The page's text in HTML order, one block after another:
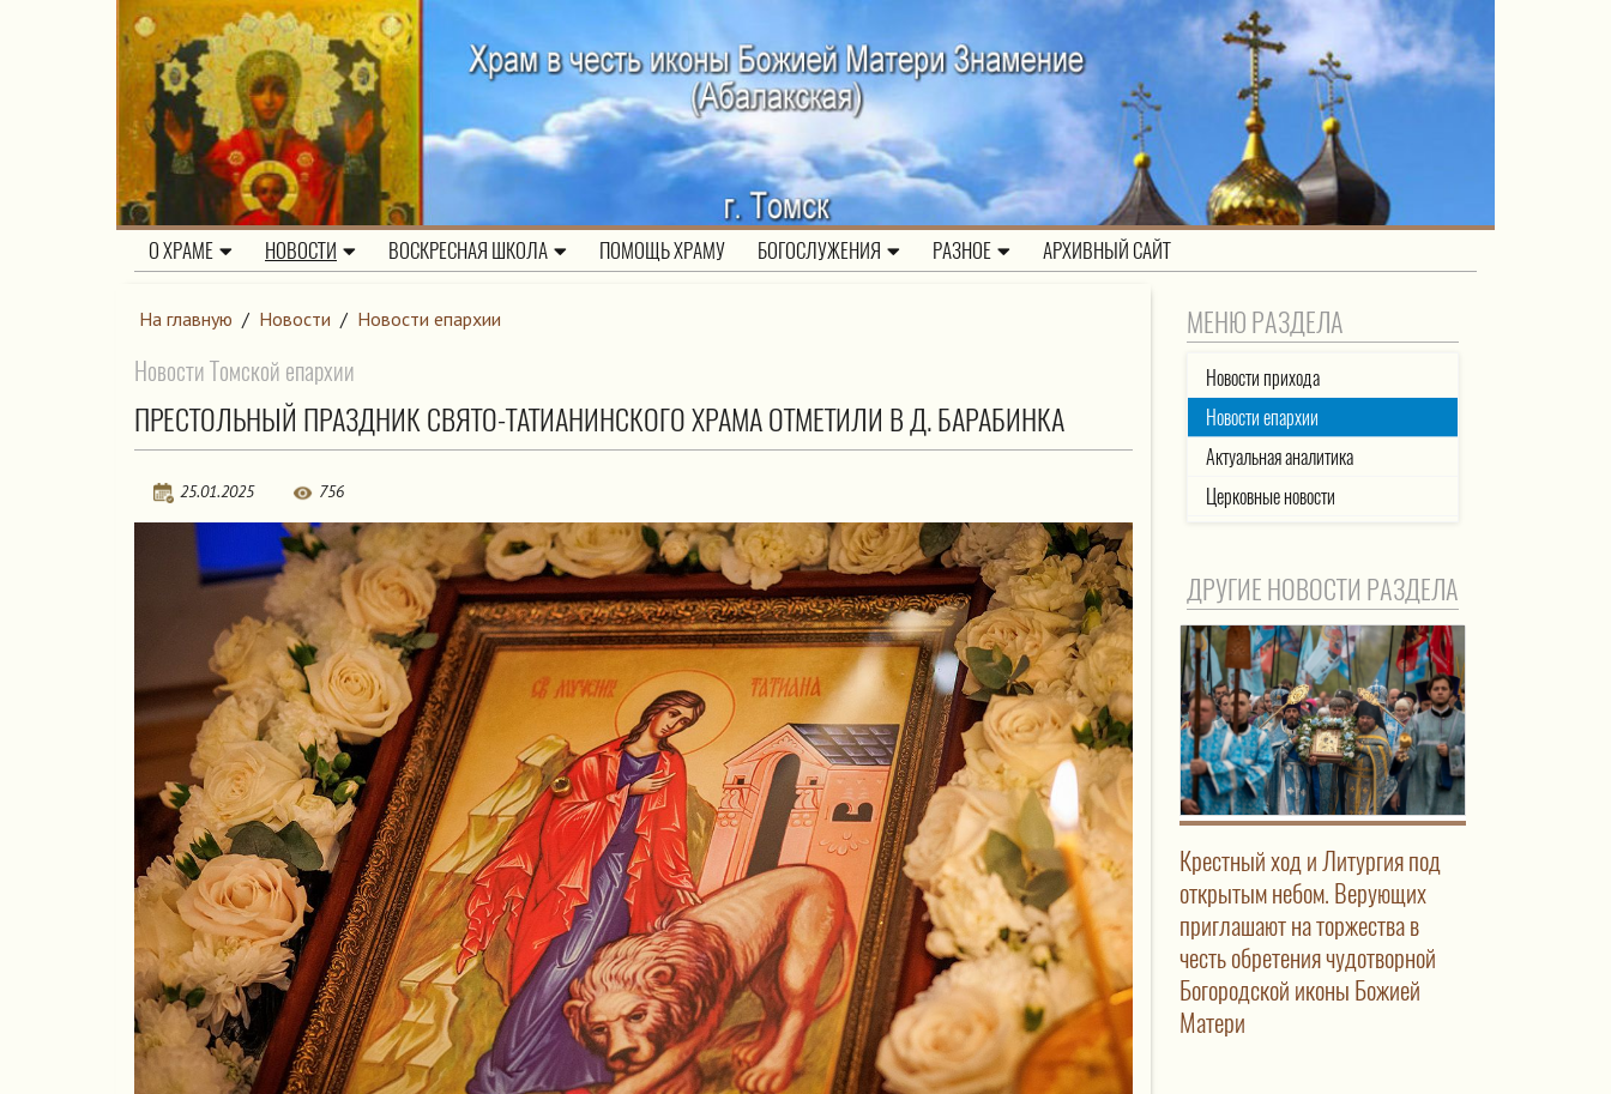
О ХРАМЕ НОВОСТИ ВОСКРЕСНАЯ ШКОЛА ПОМОЩЬ ХРАМУ БОГОСЛУЖЕНИЯ РАЗНОЕ АРХИВНЫЙ САЙТ
На главную / Новости / Новости епархии
Новости Томской епархии
ПРЕСТОЛЬНЫЙ ПРАЗДНИК СВЯТО-ТАТИАНИНСКОГО ХРАМА ОТМЕТИЛИ В Д. БАРАБИНКА
25.01.2025 756
МЕНЮ РАЗДЕЛА
Новости прихода
Новости епархии
Актуальная аналитика
Церковные новости
ДРУГИЕ НОВОСТИ РАЗДЕЛА
Крестный ход и Литургия под
открытым небом. Верующих
приглашают на торжества в
честь обретения чудотворной
Богородской иконы Божией
Матери